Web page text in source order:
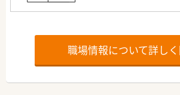
職場情報について詳しく